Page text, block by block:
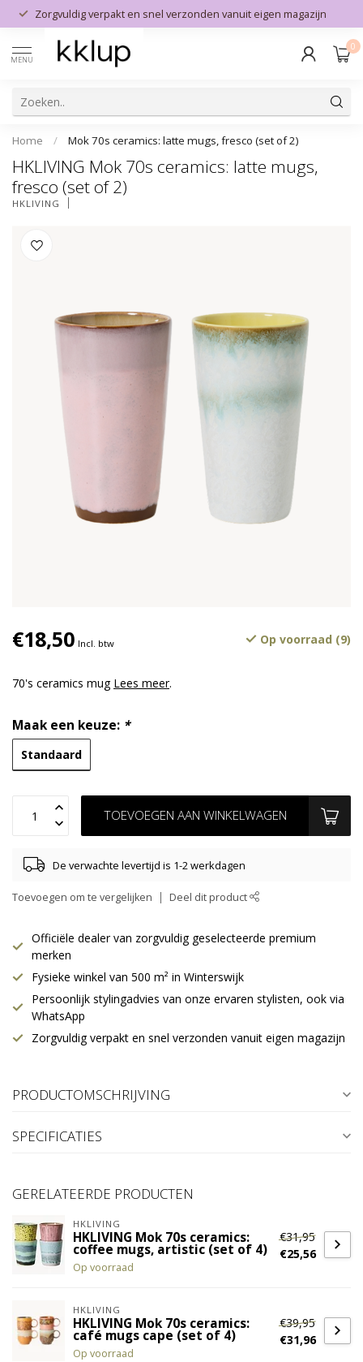
Zorgvuldig verpakt en snel verzonden vanuit eigen magazijn
MENU
0
Home / Mok 70s ceramics: latte mugs, fresco (set of 2)
HKLIVING Mok 70s ceramics: latte mugs,
fresco (set of 2)
HKLIVING
€18,50 Incl. btw Op voorraad (9)
70's ceramics mug Lees meer.
Maak een keuze: *
Standaard
TOEVOEGEN AAN WINKELWAGEN
De verwachte levertijd is 1-2 werkdagen
Toevoegen om te vergelijken Deel dit product
Officiële dealer van zorgvuldig geselecteerde premium
merken
Fysieke winkel van 500 m² in Winterswijk
Persoonlijk stylingadvies van onze ervaren stylisten, ook via
WhatsApp
Zorgvuldig verpakt en snel verzonden vanuit eigen magazijn
PRODUCTOMSCHRIJVING
SPECIFICATIES
GERELATEERDE PRODUCTEN
HKLIVING
HKLIVING Mok 70s ceramics:
coffee mugs, artistic (set of 4)
Op voorraad
€31,95
€25,56
HKLIVING
HKLIVING Mok 70s ceramics:
café mugs cape (set of 4)
Op voorraad
€39,95
€31,96